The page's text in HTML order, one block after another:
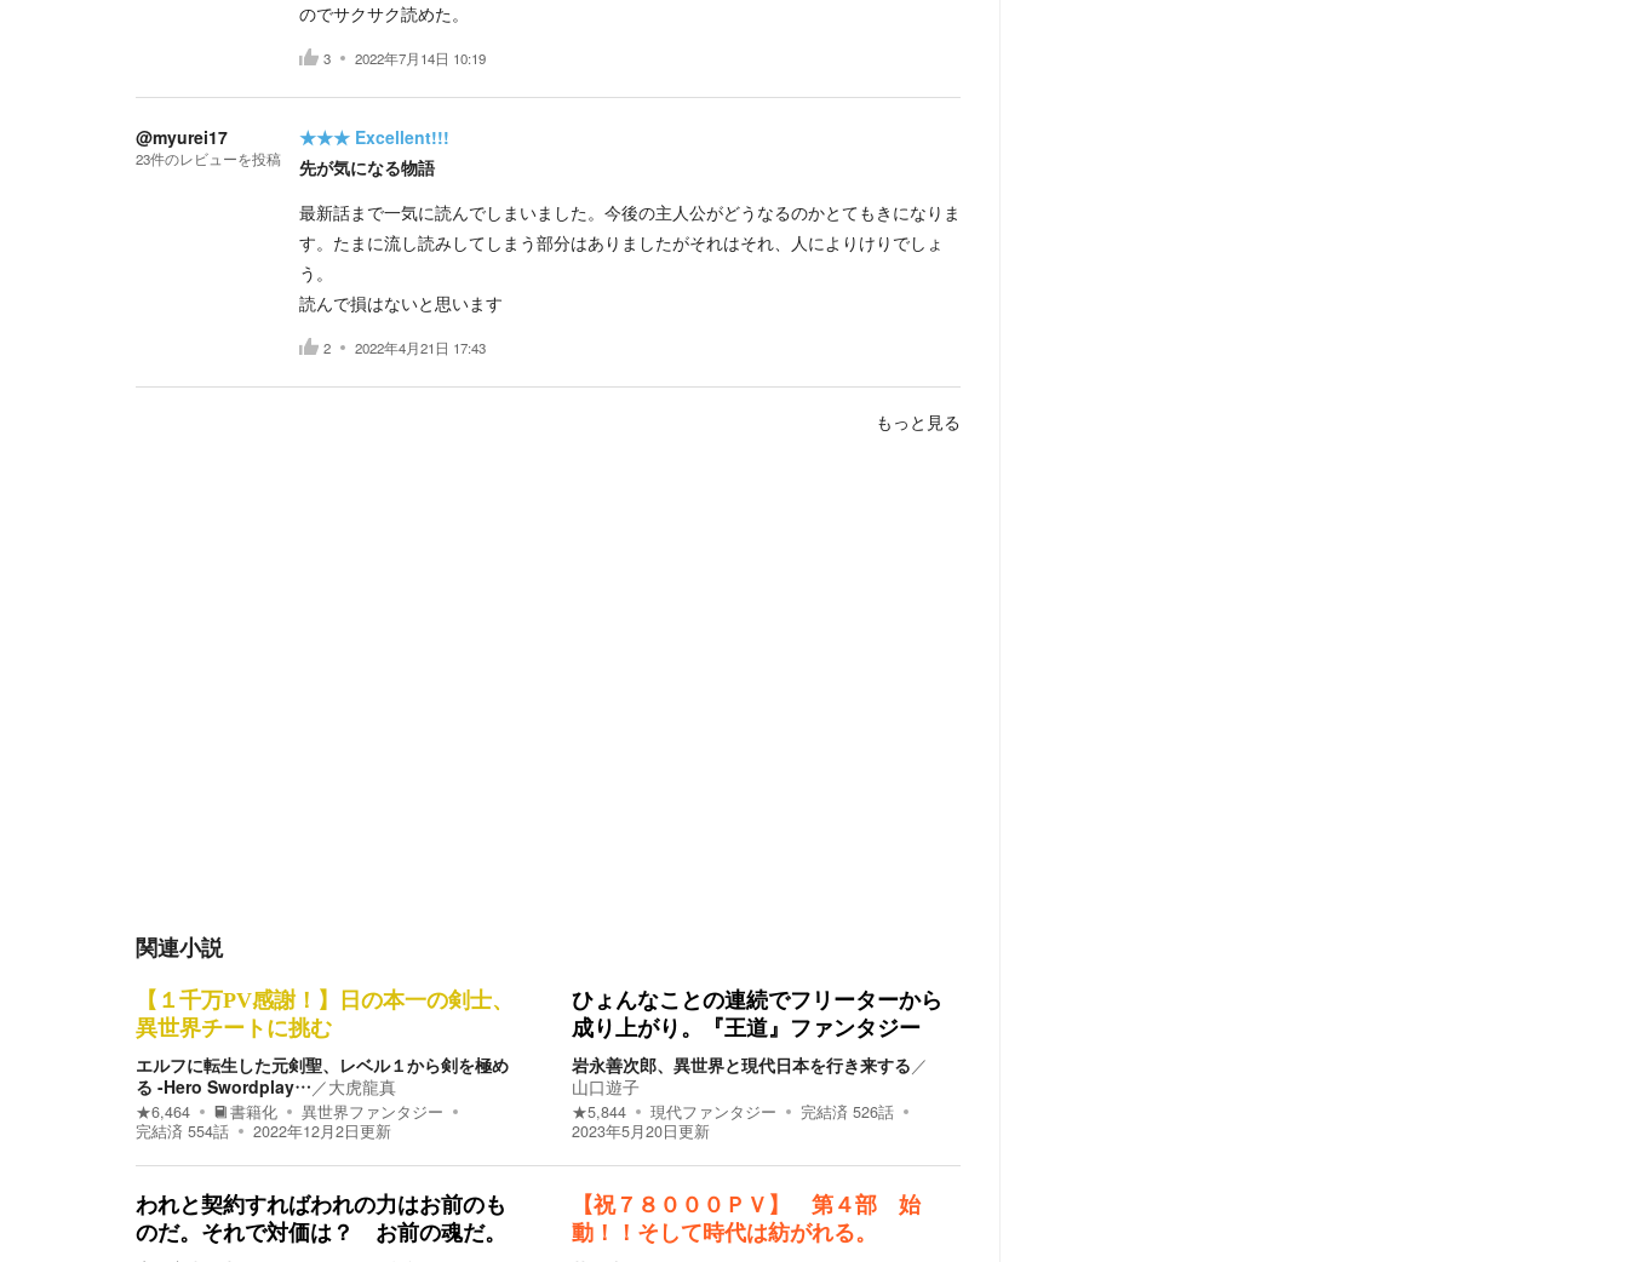
のでサクサク読めた。
3 2022年7月14日 10:19
@myurei17
23件のレビューを投稿
★★★ Excellent!!!
先が気になる物語
最新話まで一気に読んでしまいました。今後の主人公がどうなるのかとてもきになりま
す。たまに流し読みしてしまう部分はありましたがそれはそれ、人によりけりでしょ
う。
読んで損はないと思います
2 2022年4月21日 17:43
もっと見る
関連小説
【１千万PV感謝！】日の本一の剣士、
異世界チートに挑む
エルフに転生した元剣聖、レベル１から剣を極め
る -Hero Swordplay…／大虎龍真
★6,464 書籍化
異世界ファンタジー
完結済 554話 2022年12月2日更新
ひょんなことの連続でフリーターから
成り上がり。『王道』ファンタジー
岩永善次郎、異世界と現代日本を行き来する／
山口遊子
★5,844 現代ファンタジー 完結済 526話
2023年5月20日更新
われと契約すればわれの力はお前のも
のだ。それで対価は？ お前の魂だ。
【祝７８０００ＰＶ】 第４部 始
動！！そして時代は紡がれる。